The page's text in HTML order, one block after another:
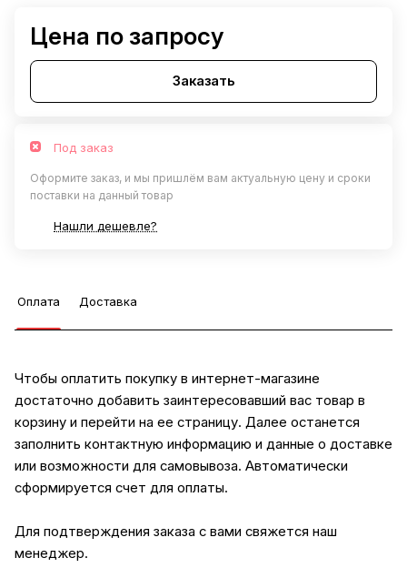
Цена по запросу
Заказать
Под заказ
Оформите заказ, и мы пришлём вам актуальную цену и сроки
поставки на данный товар
Нашли дешевле?
Оплата Доставка
Чтобы оплатить покупку в интернет-магазине
достаточно добавить заинтересовавший вас товар в
корзину и перейти на ее страницу. Далее останется
заполнить контактную информацию и данные о доставке
или возможности для самовывоза. Автоматически
сформируется счет для оплаты.
Для подтверждения заказа с вами свяжется наш
менеджер.